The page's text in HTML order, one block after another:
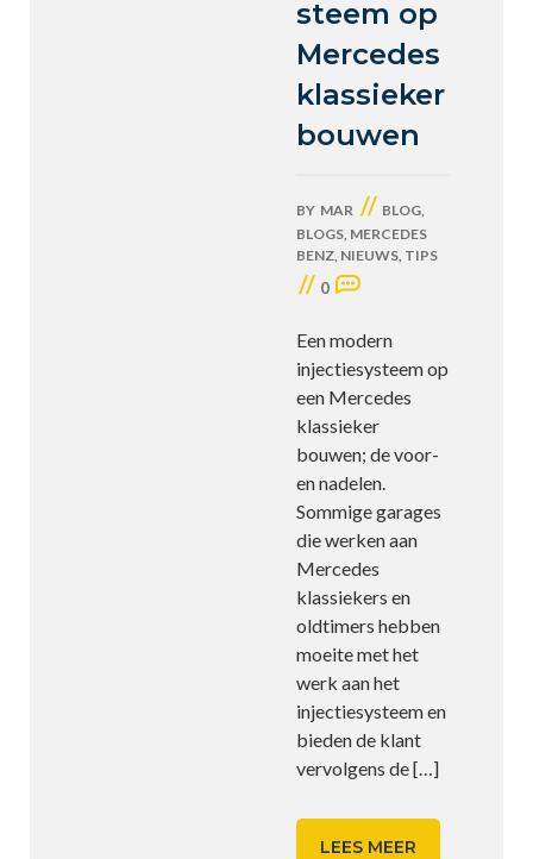
steem op
Mercedes
klassieker
bouwen
BY MAR // BLOG,
BLOGS, MERCEDES
BENZ, NIEUWS, TIPS
// 0
Een modern
injectiesysteem op
een Mercedes
klassieker
bouwen; de voor-
en nadelen.
Sommige garages
die werken aan
Mercedes
klassiekers en
oldtimers hebben
moeite met het
werk aan het
injectiesysteem en
bieden de klant
vervolgens de[…]
LEES MEER